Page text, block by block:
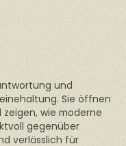
und
Sie öffnen
wie moderne
gegenüber
verlässlich für